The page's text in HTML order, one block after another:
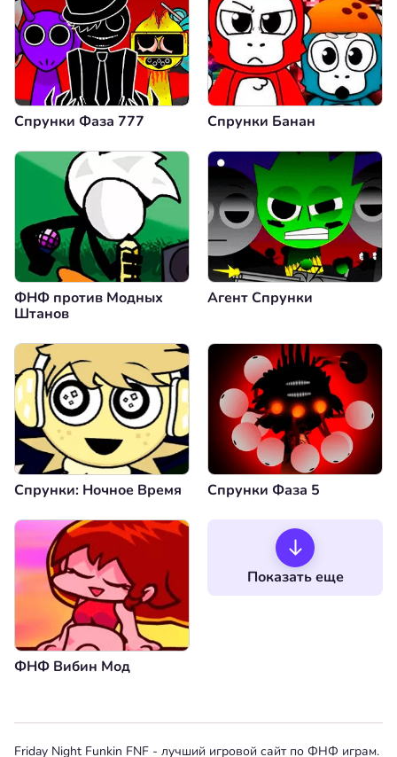
Спрунки Фаза 777 Спрунки Банан
ФНФ против Модных
Штанов
Агент Спрунки
Спрунки: Ночное Время Спрунки Фаза 5
ФНФ Вибин Мод
Показать еще
Friday Night Funkin FNF - лучший игровой сайт по ФНФ играм.